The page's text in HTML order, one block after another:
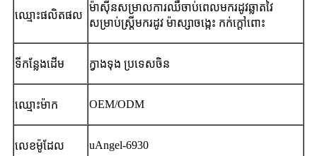
ឈ្មោះផលិតផល
ម៉ាស៊ីនសម្រាលការឈឺចាប់ពេលមករដូវឆ្លាតវៃ
សម្រាប់ស្ត្រីមករដូវ ម៉ាស្សាចង្កេះ កក់ក្ដៅពោះ
ទីកន្លែងដើម ក្វាងទុង ប្រទេសចិន
ឈ្មោះម៉ាក OEM/ODM
លេខម៉ូដែល uAngel-6930